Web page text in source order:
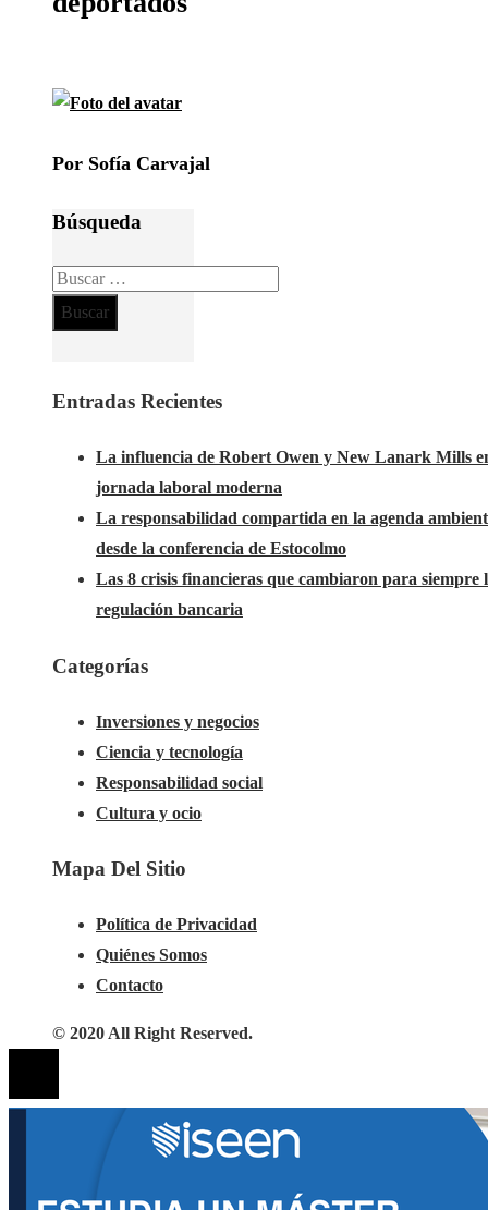
Por Sofía Carvajal
Búsqueda
Buscar:
Entradas Recientes
La influencia de Robert Owen y New Lanark Mills
jornada laboral moderna
La responsabilidad compartida en la agenda
desde la conferencia de Estocolmo
Las 8 crisis financieras que cambiaron para siempre
regulación bancaria
Categorías
Inversiones y negocios
Ciencia y tecnología
Responsabilidad social
Cultura y ocio
Mapa Del Sitio
Política de Privacidad
Quiénes Somos
Contacto
© 2020 All Right Reserved.